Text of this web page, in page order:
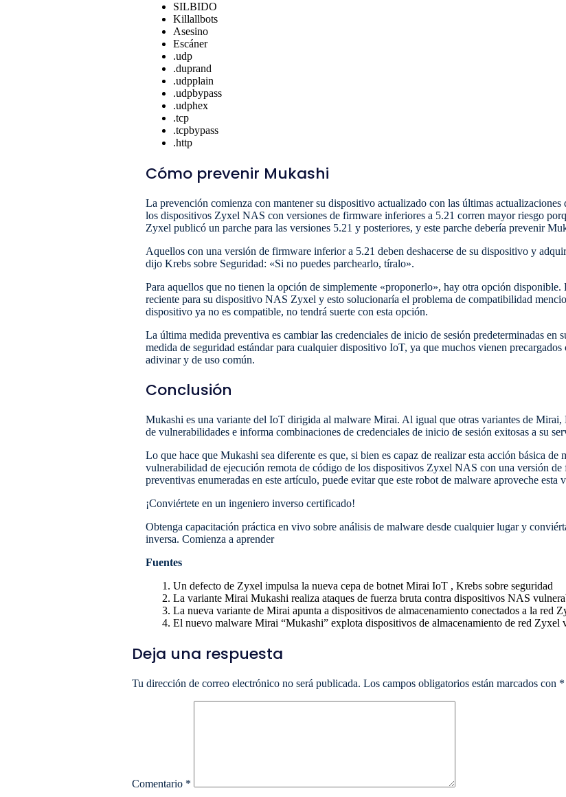
SILBIDO
Killallbots
Asesino
Escáner
.udp
.duprand
.udpplain
.udpbypass
.udphex
.tcp
.tcpbypass
.http
Cómo prevenir Mukashi
La prevención comienza con mantener su dispositivo actualizado con las últimas
los dispositivos Zyxel NAS con versiones de firmware inferiores a 5.21 corren mayor riesgo
Zyxel publicó un parche para las versiones 5.21 y posteriores, y este parche debería prevenir
Aquellos con una versión de firmware inferior a 5.21 deben deshacerse de su dispositivo y
dijo Krebs sobre Seguridad: «Si no puedes parchearlo, tíralo».
Para aquellos que no tienen la opción de simplemente «proponerlo», hay otra opción
reciente para su dispositivo NAS Zyxel y esto solucionaría el problema de compatibilidad
dispositivo ya no es compatible, no tendrá suerte con esta opción.
La última medida preventiva es cambiar las credenciales de inicio de sesión predeterminadas en
medida de seguridad estándar para cualquier dispositivo IoT, ya que muchos vienen
adivinar y de uso común.
Conclusión
Mukashi es una variante del IoT dirigida al malware Mirai. Al igual que otras variantes de Mirai,
de vulnerabilidades e informa combinaciones de credenciales de inicio de sesión exitosas a su
Lo que hace que Mukashi sea diferente es que, si bien es capaz de realizar esta acción básica
vulnerabilidad de ejecución remota de código de los dispositivos Zyxel NAS con una versión
preventivas enumeradas en este artículo, puede evitar que este robot de malware aproveche
¡Conviértete en un ingeniero inverso certificado!
Obtenga capacitación práctica en vivo sobre análisis de malware desde cualquier lugar y
inversa. Comienza a aprender
Fuentes
Un defecto de Zyxel impulsa la nueva cepa de botnet Mirai IoT , Krebs sobre seguridad
La variante Mirai Mukashi realiza ataques de fuerza bruta contra dispositivos NAS
La nueva variante de Mirai apunta a dispositivos de almacenamiento conectados a la red
El nuevo malware Mirai “Mukashi” explota dispositivos de almacenamiento de red Zyxel
Deja una respuesta
Tu dirección de correo electrónico no será publicada. Los campos obligatorios están marcados con *
Comentario *